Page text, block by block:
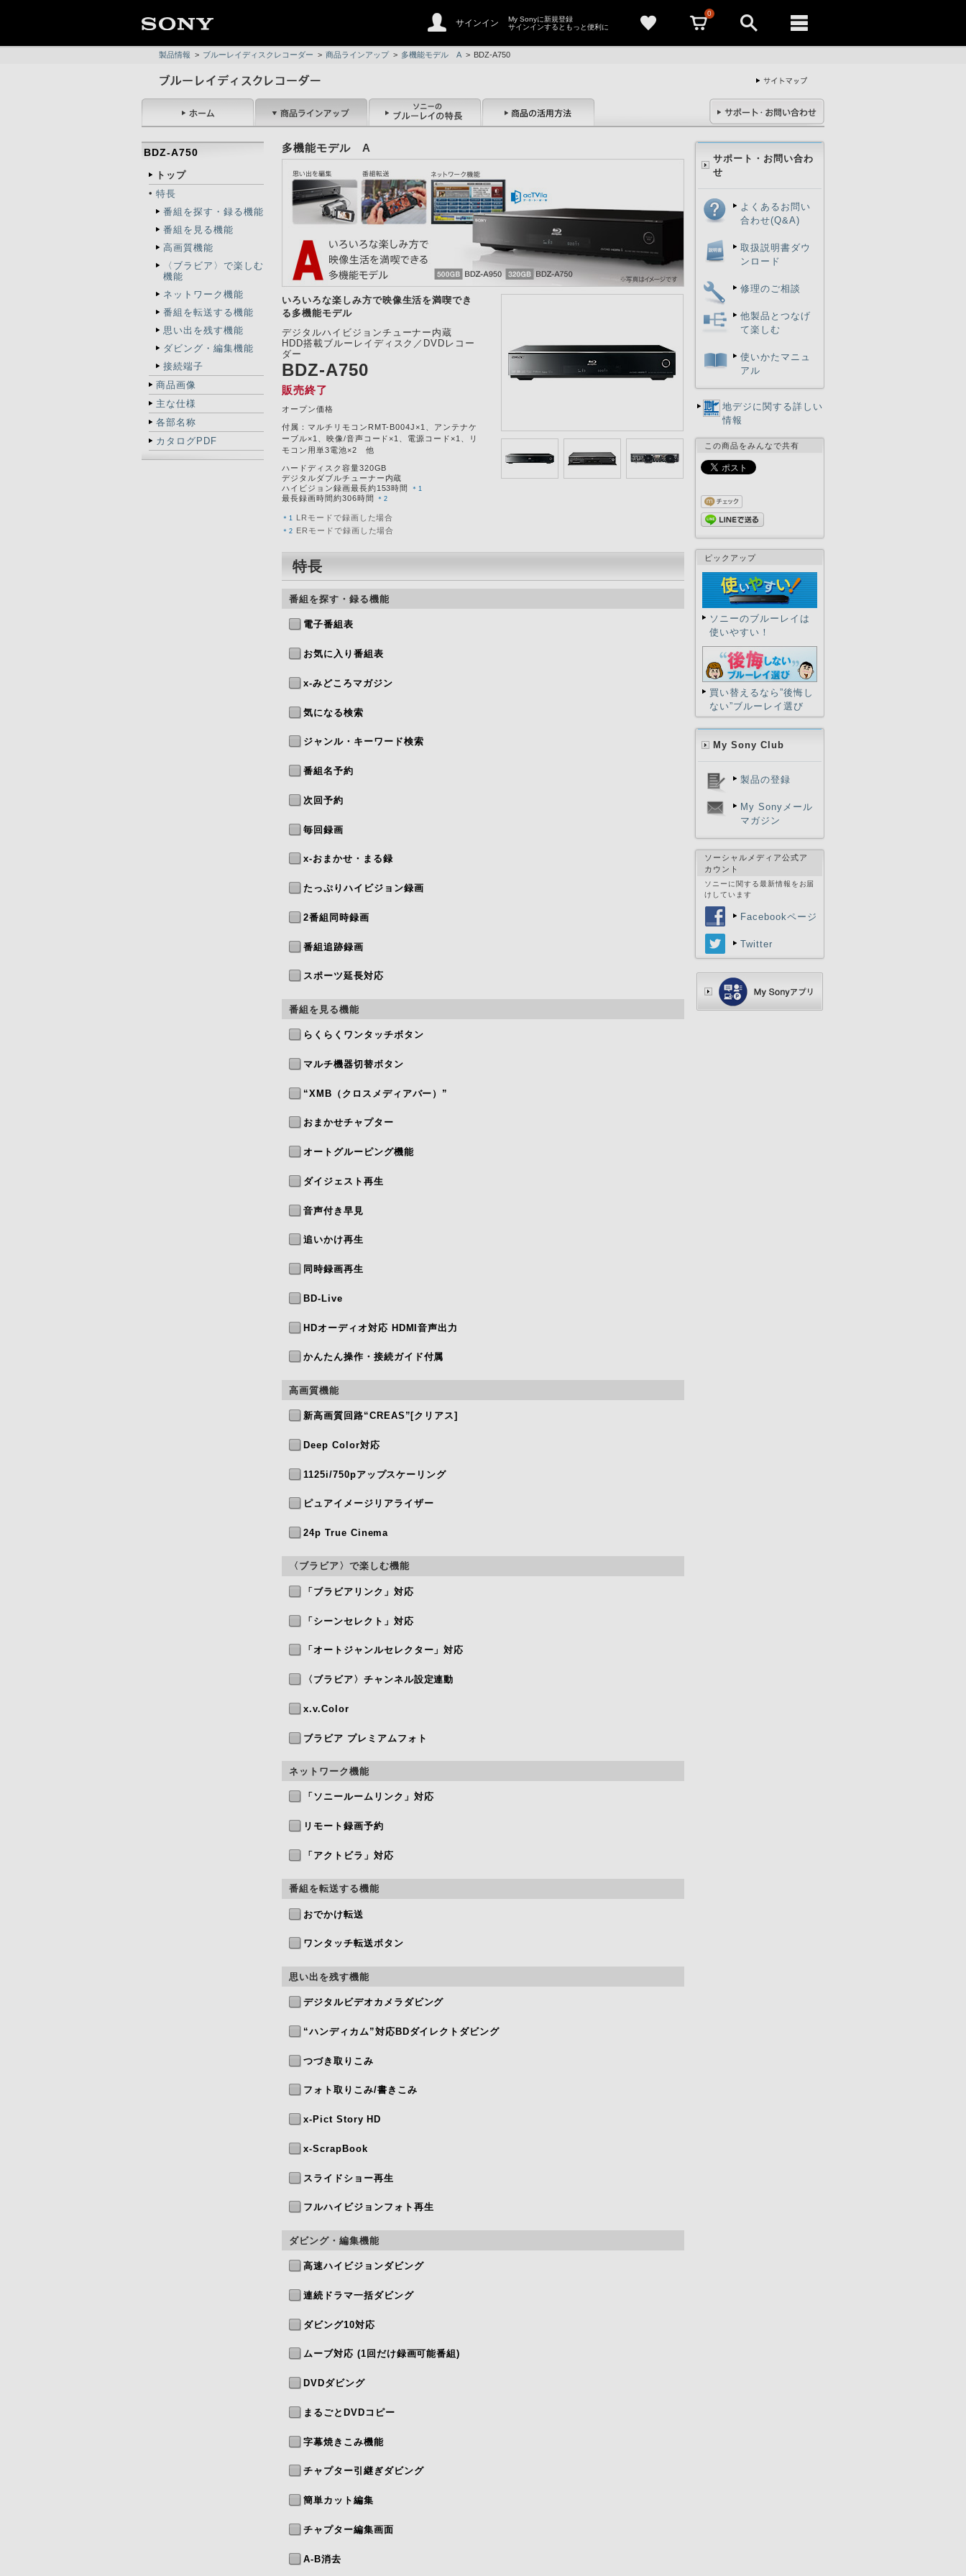
サインイン
My Sonyに新規登録
サインインするともっと便利に
0
製品情報 > ブルーレイディスクレコーダー > 商品ラインアップ > 多機能モデル A > BDZ-A750
BDZ-A750
トップ
特長
番組を探す・録る機能
番組を見る機能
高画質機能
〈ブラビア〉で楽しむ
機能
ネットワーク機能
番組を転送する機能
思い出を残す機能
ダビング・編集機能
接続端子
商品画像
主な仕様
各部名称
カタログPDF
多機能モデル A
いろいろな楽しみ方で映像生活を満喫でき
る多機能モデル
デジタルハイビジョンチューナー内蔵
HDD搭載ブルーレイディスク／DVDレコー
ダー
BDZ-A750
販売終了
オープン価格
付属：マルチリモコンRMT-B004J×1、アンテナケ
ーブル×1、映像/音声コード×1、電源コード×1、リ
モコン用単3電池×2 他
ハードディスク容量320GB
デジタルダブルチューナー内蔵
ハイビジョン録画最長約153時間
＊1
最長録画時間約306時間 ＊2
＊1 LRモードで録画した場合
＊2 ERモードで録画した場合
特長
番組を探す・録る機能
電子番組表
お気に入り番組表
x-みどころマガジン
気になる検索
ジャンル・キーワード検索
番組名予約
次回予約
毎回録画
x-おまかせ・まる録
たっぷりハイビジョン録画
2番組同時録画
番組追跡録画
スポーツ延長対応
番組を見る機能
らくらくワンタッチボタン
マルチ機器切替ボタン
“XMB（クロスメディアバー）”
おまかせチャプター
オートグルーピング機能
ダイジェスト再生
音声付き早見
追いかけ再生
同時録画再生
BD-Live
HDオーディオ対応 HDMI音声出力
かんたん操作・接続ガイド付属
高画質機能
新高画質回路“CREAS”[クリアス]
Deep Color対応
1125i/750pアップスケーリング
ピュアイメージリアライザー
24p True Cinema
〈ブラビア〉で楽しむ機能
「ブラビアリンク」対応
「シーンセレクト」対応
「オートジャンルセレクター」対応
〈ブラビア〉チャンネル設定連動
x.v.Color
ブラビア プレミアムフォト
ネットワーク機能
「ソニールームリンク」対応
リモート録画予約
「アクトビラ」対応
番組を転送する機能
おでかけ転送
ワンタッチ転送ボタン
思い出を残す機能
デジタルビデオカメラダビング
“ハンディカム”対応BDダイレクトダビング
つづき取りこみ
フォト取りこみ/書きこみ
x-Pict Story HD
x-ScrapBook
スライドショー再生
フルハイビジョンフォト再生
ダビング・編集機能
高速ハイビジョンダビング
連続ドラマ一括ダビング
ダビング10対応
ムーブ対応 (1回だけ録画可能番組)
DVDダビング
まるごとDVDコピー
字幕焼きこみ機能
チャプター引継ぎダビング
簡単カット編集
チャプター編集画面
A-B消去
サポート・お問い合わ
せ
よくあるお問い
合わせ(Q&A)
取扱説明書ダウ
ンロード
修理のご相談
他製品とつなげ
て楽しむ
使いかたマニュ
アル
地デジに関する詳しい
情報
この商品をみんなで共有
ピックアップ
ソニーのブルーレイは
使いやすい！
買い替えるなら”後悔し
ない”ブルーレイ選び
My Sony Club
製品の登録
My Sonyメール
マガジン
ソーシャルメディア公式ア
カウント
ソニーに関する最新情報をお届
けしています
Facebookページ
Twitter